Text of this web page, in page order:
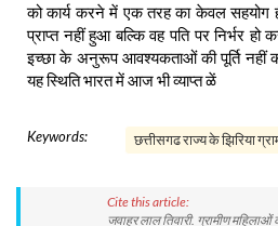
को कार्य करने में एक तरह का केवल सहयोग
प्राप्त नहीं हुआ बल्कि वह पति पर निर्भर
इच्छा के अनुरूप आवश्यकताओं की पूर्ति नहीं
यह स्थिति भारत में आज भी व्याप्त ळें
Keywords: छत्तीसगढ राज्य के झिरिया
Cite this article:
जवाहर लाल तिवारी. ग्रामीण